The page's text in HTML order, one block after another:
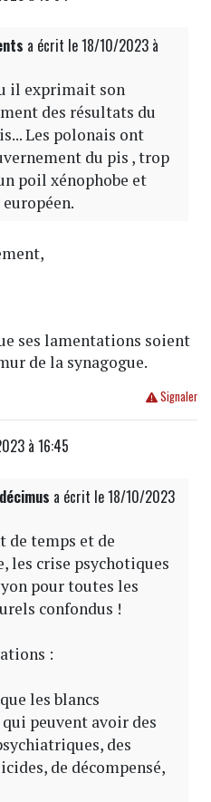
a écrit le 18/10/2023 à
il exprimait son
des résultats du
Les polonais ont
du pis , trop
poil xénophobe et
ses lamentations soient
de la synagogue.
Signaler
à 16:45
a écrit le 18/10/2023
de temps et de
les crise psychotiques
pour toutes les
confondus !
:
les blancs
peuvent avoir des
des
de décompensé,